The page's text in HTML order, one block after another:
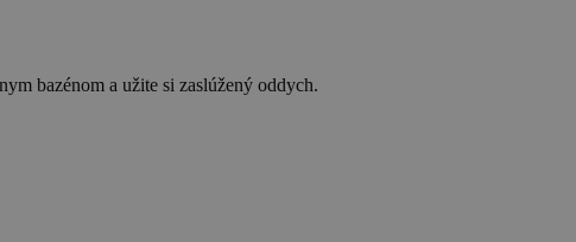
bazénom a užite si zaslúžený oddych.